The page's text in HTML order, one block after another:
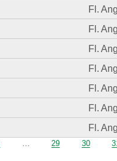
Fl.
Fl.
Fl.
Fl.
Fl.
Fl.
Fl.
… 29 30